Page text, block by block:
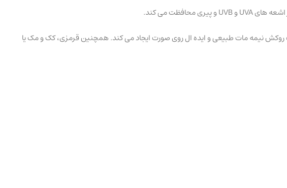
نیمه مات طبیعی و ایده ال روی صورت ایجاد می کند. همچنین قرمزی، کک و مک یا